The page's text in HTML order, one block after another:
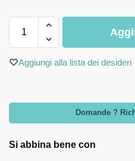
Aggiungi alla lista dei desideri
Domande ?
Si abbina bene con